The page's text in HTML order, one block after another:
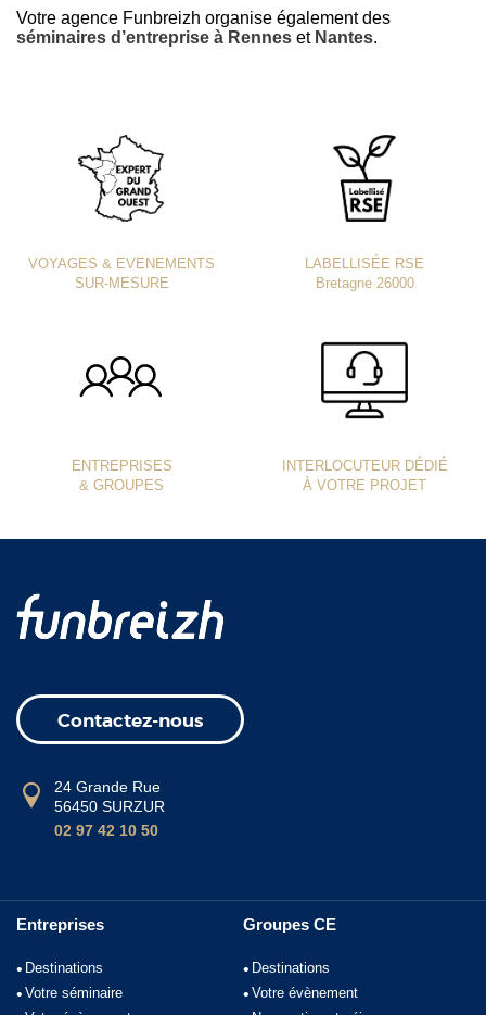
Votre agence Funbreizh organise également des
séminaires d’entreprise à Rennes et Nantes.
VOYAGES & EVENEMENTS
SUR-MESURE
LABELLISÉE RSE
Bretagne 26000
ENTREPRISES
& GROUPES
INTERLOCUTEUR DÉDIÉ
À VOTRE PROJET
Contactez-nous
24 Grande Rue
56450 SURZUR
02 97 42 10 50
Entreprises
Destinations
Votre séminaire
Groupes CE
Destinations
Votre évènement